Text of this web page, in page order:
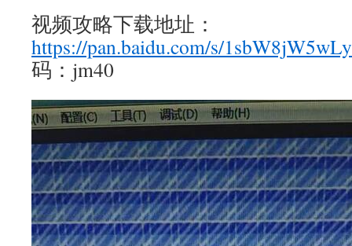
视频攻略下载地址：
https://pan.baidu.com/s/
码：jm40